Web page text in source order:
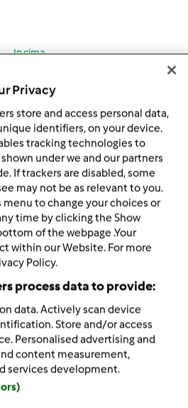
In cima
per poter commentare
Iscritto : 05.12.2008
#3
di ragionare che vige...Ma
rivolgesse a voi tutte, e non solo
è solo un mio
che se la intendono,
so.....
non credi???
Privacy
store and access personal data,
identifiers, on your device.
tracking technologies to
under we and our partners
If trackers are disabled, some
may not be as relevant to you.
menu to change your choices or
time by clicking the Show
of the webpage .Your
within our Website. For more
Policy.
process data to provide:
data. Actively scan device
Store and/or access
Personalised advertising and
content measurement,
services development.